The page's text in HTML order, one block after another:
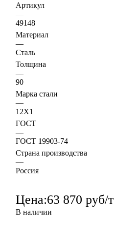
Артикул
—
49148
Материал
—
Сталь
Толщина
—
90
Марка стали
—
12Х1
ГОСТ
—
ГОСТ 19903-74
Страна производства
—
Россия
Цена:63 870 руб/т
В наличии